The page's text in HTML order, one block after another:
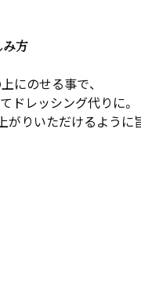
み方
にのせる事で、
ドレッシング代りに。
りいただけるよう